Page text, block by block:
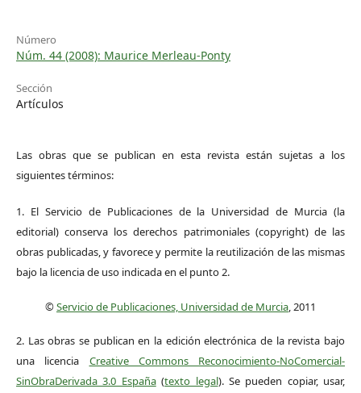
Número
Núm. 44 (2008): Maurice Merleau-Ponty
Sección
Artículos
Las obras que se publican en esta revista están sujetas a los
siguientes términos:
1. El Servicio de Publicaciones de la Universidad de Murcia (la
editorial) conserva los derechos patrimoniales (copyright) de las
obras publicadas, y favorece y permite la reutilización de las mismas
bajo la licencia de uso indicada en el punto 2.
©Servicio de Publicaciones, Universidad de Murcia, 2011
2. Las obras se publican en la edición electrónica de la revista bajo
una licencia Creative Commons Reconocimiento-NoComercial-
SinObraDerivada 3.0 España(texto legal). Se pueden copiar, usar,